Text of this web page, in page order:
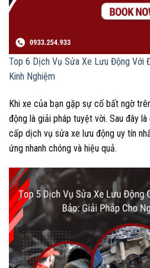
Top 6 Dịch Vụ Sửa Xe Lưu Động Với
Kinh Nghiệm
Khi xe của bạn gặp sự cố bất ngờ
động là giải pháp tuyệt vời. Sau đây
cấp dịch vụ sửa xe lưu động uy tín
ứng nhanh chóng và hiệu quả.